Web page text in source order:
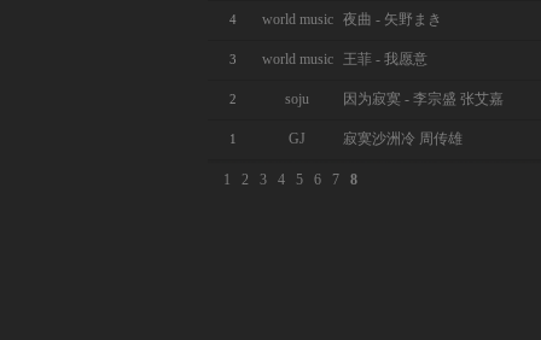
4 world music 夜曲 - 矢野まき
3 world music 王菲 - 我愿意
2 soju 因为寂寞 - 李宗盛 张艾嘉
1 GJ 寂寞沙洲冷 周传雄
1 2 3 4 5 6 7 8